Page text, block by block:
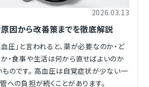
2026.03.13
因から改善策までを徹底解説
圧」と言われると、薬が必要なのか・ど
・食事や生活は何から直せばよいのか
のです。 高血圧は自覚症状が少ない一
への負担が続くことがあります。